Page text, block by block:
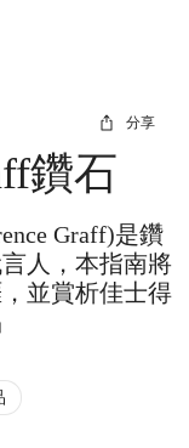
分享
鑽石
Graff)是鑽
人，本指南將
並賞析佳士得